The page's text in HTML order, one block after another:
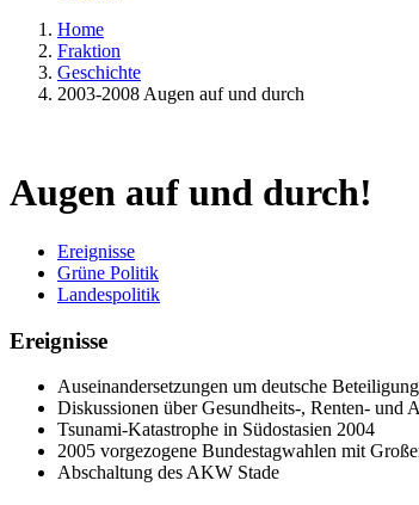
Home
Fraktion
Geschichte
2003-2008 Augen auf und durch
Augen auf und durch!
Ereignisse
Grüne Politik
Landespolitik
Ereignisse
Auseinandersetzungen um deutsche
Diskussionen über Gesundheits-, Renten- und
Tsunami-Katastrophe in Südostasien 2004
2005 vorgezogene Bundestagwahlen mit
Abschaltung des AKW Stade